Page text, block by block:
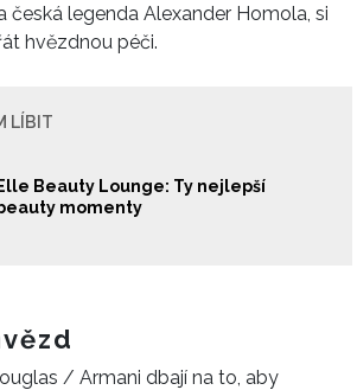
česká legenda Alexander Homola, si
hvězdnou péči.
LÍBIT
Elle Beauty Lounge: Ty nejlepší
momenty
/ Armani dbají na to, aby